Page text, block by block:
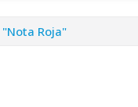
Roja"